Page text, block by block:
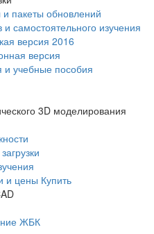
и пакеты обновлений
и самостоятельного изучения
версия 2016
версия
и учебные пособия
3D моделирования
и цены Купить
ЖБК